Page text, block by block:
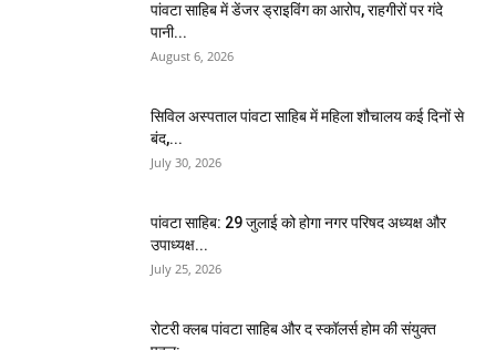
पांवटा साहिब में डेंजर ड्राइविंग का आरोप, राहगीरों पर गंदे
पानी...
August 6, 2026
सिविल अस्पताल पांवटा साहिब में महिला शौचालय कई दिनों से
बंद,...
July 30, 2026
पांवटा साहिब: 29 जुलाई को होगा नगर परिषद अध्यक्ष और
उपाध्यक्ष...
July 25, 2026
​रोटरी क्लब पांवटा साहिब और द स्कॉलर्स होम की संयुक्त